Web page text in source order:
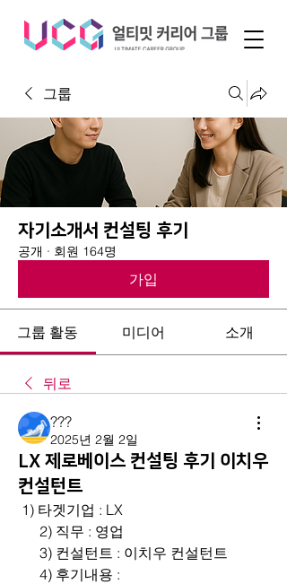
그룹
자기소개서 컨설팅 후기
공개 · 회원 164명
가입
그룹 활동 미디어 소개
뒤로
???
2025년 2월 2일
LX 제로베이스 컨설팅 후기 이치우
컨설턴트
1) 타겟기업 : LX
2) 직무 : 영업
3) 컨설턴트 : 이치우 컨설턴트
4) 후기내용 :